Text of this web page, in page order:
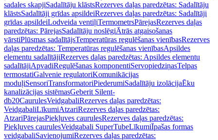
sadales skapjiSadalītāju klāstsRezerves daļas paredzētas: Sadalītāju
klāstsSadalītāji grīdas apsildeiRezerves daļas paredzētas: Sadalītāji
grīdas apsildeiLodveida ventiļiTermometrsPārejasRezerves daļas
paredzētas: PārejasSadalītāju noslēgiĀtrās atgaisošanas
vārstiPlūsmas sadalītājsTemperatūras regulēšanas vienībasRezerves
daļas paredzētas: Temperatūras regulēšanas vienībasApsildes
elementu sadalītājiRezerves daļas paredzētas: Apsildes elementu
sadalītājiApvadiRegulēšanas komponentiServopiedziņasTelpas
termostatiGalvenie regulatoriKomunikācijas
moduļiSensoriTransformatoriPiederumiSadalītāju izolācijaĒku
kanalizācijas sistēmasGeberit Silent-
db20CaurulesVeidgabaliRezerves daļas paredzētas:
VeidgabaliLīkumiAtzariRezerves daļas paredzētas:
AtzariPārejasPiekļuves caurulesRezerves daļas paredzētas:
Piekļuves caurulesVeidgabali SuperTubeLīkumiĪpašas formas
veidgabaliSavienojumiRezerves daļas paredzētas: